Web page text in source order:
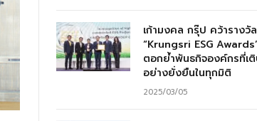
เก้ามงคล กรุ๊ป คว้ารางวัล
“Krungsri ESG
ตอกย้ำพันธกิจองค์กรที่เ
อย่างยั่งยืนในทุกมิติ
2025/03/05